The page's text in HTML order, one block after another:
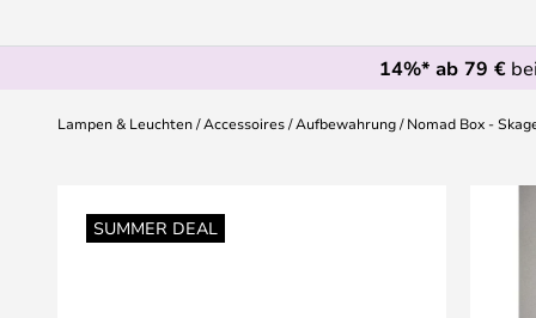
14%* ab 79 €
Lampen & Leuchten Accessoires Aufbewahrung Nomad Box -
SUMMER DEAL
Ende